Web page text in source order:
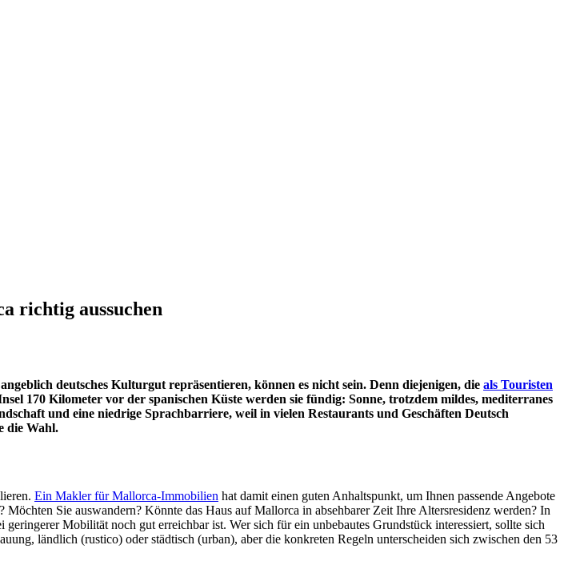
richtig aussuchen
deutsches Kulturgut repräsentieren, können es nicht sein. Denn diejenigen, die als Touristen
170 Kilometer vor der spanischen Küste werden sie fündig: Sonne, trotzdem mildes, mediterranes
und eine niedrige Sprachbarriere, weil in vielen Restaurants und Geschäften Deutsch
die Wahl.
Ein Makler für Mallorca-Immobilien hat damit einen guten Anhaltspunkt, um Ihnen passende Angebote
Sie auswandern? Könnte das Haus auf Mallorca in absehbarer Zeit Ihre Altersresidenz werden? In
Mobilität noch gut erreichbar ist. Wer sich für ein unbebautes Grundstück interessiert, sollte sich
ländlich (rustico) oder städtisch (urban), aber die konkreten Regeln unterscheiden sich zwischen den 53